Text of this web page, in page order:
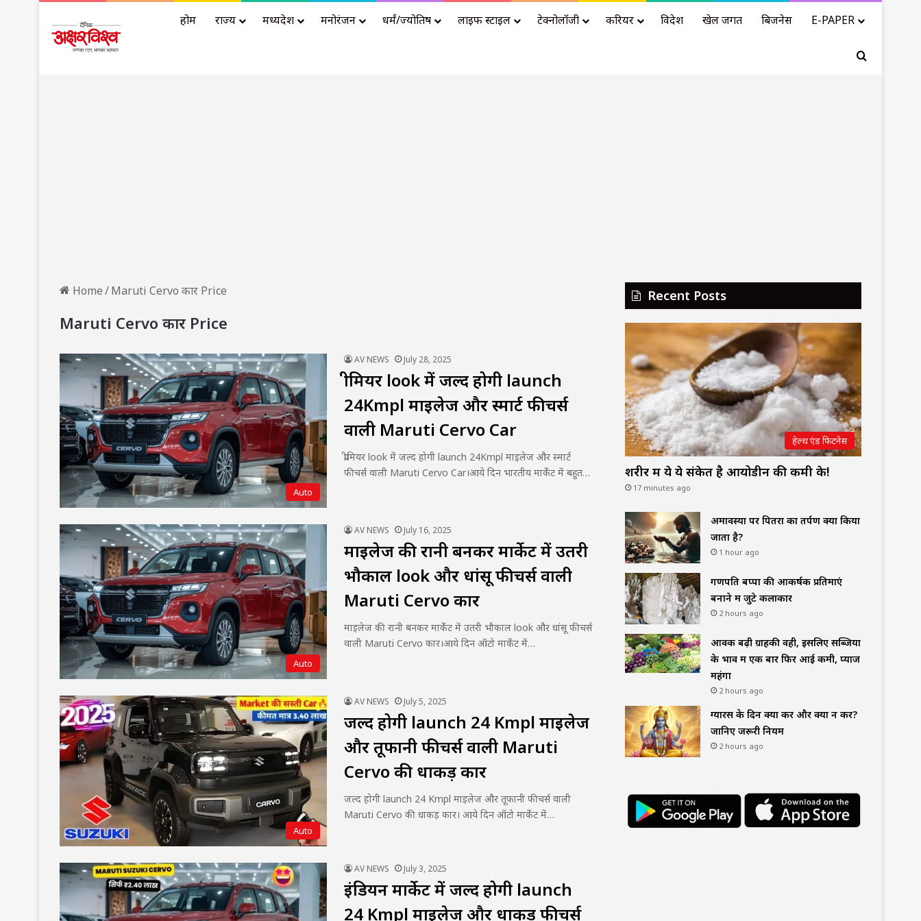
होम राज्य मध्यप्रदेश मनोरंजन धर्मं/ज्योतिष लाइफ स्टाइल टेक्नोलॉजी करियर विदेश खेल जगत बिजनेस E-PAPER
Search for
Home/Maruti Cervo कार Price
Maruti Cervo कार Price
Auto
AV NEWS July 28, 2025
प्रीमियर look में जल्द होगी launch
24Kmpl माइलेज और स्मार्ट फीचर्स
वाली Maruti Cervo Car
प्रीमियर look में जल्द होगी launch 24Kmpl माइलेज और स्मार्ट
फीचर्स वाली Maruti Cervo Car।आये दिन भारतीय मार्केट में बहुत…
Auto
AV NEWS July 16, 2025
माइलेज की रानी बनकर मार्केट में उतरी
भौकाल look और धांसू फीचर्स वाली
Maruti Cervo कार
माइलेज की रानी बनकर मार्केट में उतरी भौकाल look और धांसू फीचर्स
वाली Maruti Cervo कार।आये दिन ऑटो मार्केट में…
Auto
AV NEWS July 5, 2025
जल्द होगी launch 24 Kmpl माइलेज
और तूफानी फीचर्स वाली Maruti
Cervo की धाकड़ कार
जल्द होगी launch 24 Kmpl माइलेज और तूफानी फीचर्स वाली
Maruti Cervo की धाकड़ कार। आये दिन ऑटो मार्केट में…
AV NEWS July 3, 2025
इंडियन मार्केट में जल्द होगी launch
24 Kmpl माइलेज और धाकड़ फीचर्स
Recent Posts
हेल्थ एंड फिटनेस
शरीर में ये ये संकेत है आयोडीन की कमी के!
17 minutes ago
अमावस्या पर पितरों का तर्पण क्यों किया
जाता है?
1 hour ago
गणपति बप्पा की आकर्षक प्रतिमाएं
बनाने में जुटे कलाकार
2 hours ago
आवक बढ़ी ग्राहकी वही, इसलिए सब्जियों
के भाव में एक बार फिर आई कमी, प्याज
महंगा
2 hours ago
ग्यारस के दिन क्या करें और क्या न करें?
जानिए जरूरी नियम
2 hours ago